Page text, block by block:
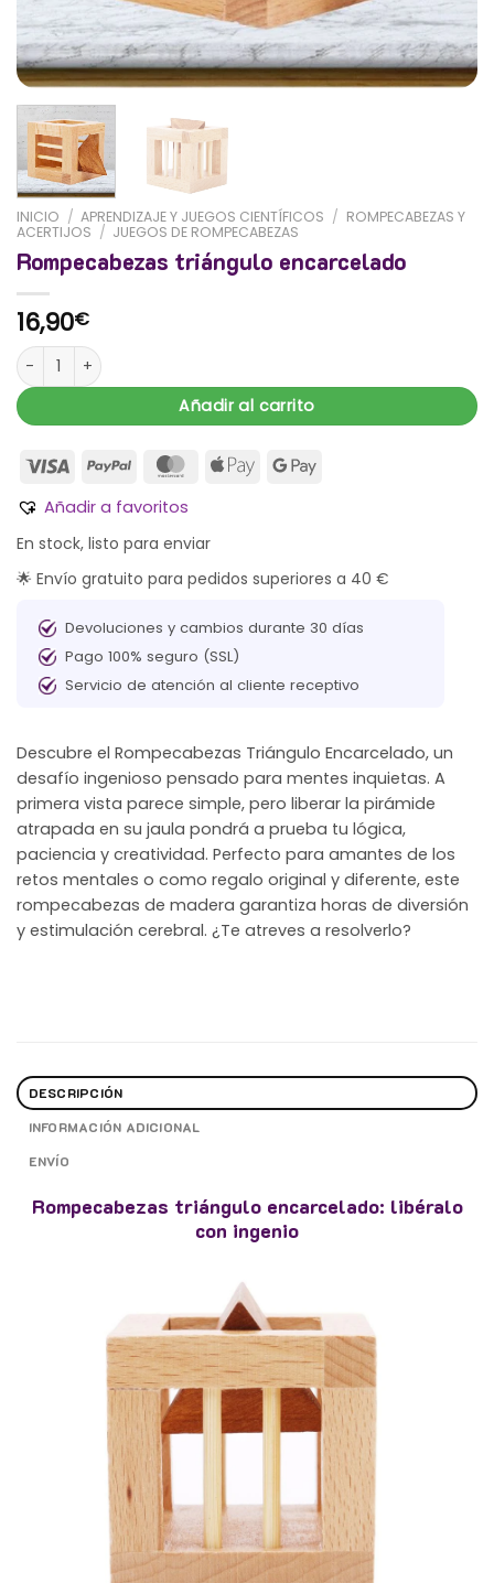
INICIO / APRENDIZAJE Y JUEGOS CIENTÍFICOS / ROMPECABEZAS Y
ACERTIJOS / JUEGOS DE ROMPECABEZAS
Rompecabezas triángulo encarcelado
16,90€
Rompecabezas triángulo encarcelado cantidad
Añadir al carrito
Añadir a favoritos
En stock, listo para enviar
🌟 Envío gratuito para pedidos superiores a 40 €
Devoluciones y cambios durante 30 días
Pago 100% seguro (SSL)
Servicio de atención al cliente receptivo
Descubre el Rompecabezas Triángulo Encarcelado, un
desafío ingenioso pensado para mentes inquietas. A
primera vista parece simple, pero liberar la pirámide
atrapada en su jaula pondrá a prueba tu lógica,
paciencia y creatividad. Perfecto para amantes de los
retos mentales o como regalo original y diferente, este
rompecabezas de madera garantiza horas de diversión
y estimulación cerebral. ¿Te atreves a resolverlo?
DESCRIPCIÓN
INFORMACIÓN ADICIONAL
ENVÍO
Rompecabezas triángulo encarcelado: libéralo
con ingenio